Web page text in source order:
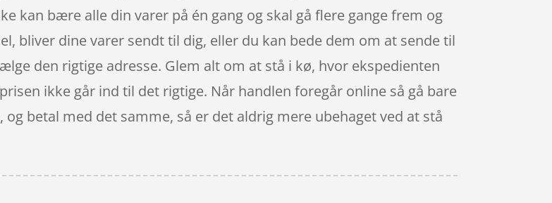
kan bære alle din varer på én gang og skal gå flere gange frem og
bliver dine varer sendt til dig, eller du kan bede dem om at sende til
den rigtige adresse. Glem alt om at stå i kø, hvor ekspedienten
ikke går ind til det rigtige. Når handlen foregår online så gå bare
betal med det samme, så er det aldrig mere ubehaget ved at stå